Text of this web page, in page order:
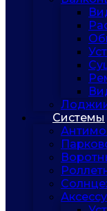
Системы